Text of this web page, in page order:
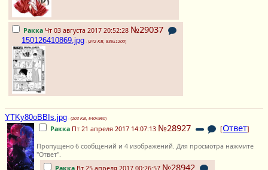
Ракка Чт 03 августа 2017 20:52:28 №29037
150126410869.jpg - (242 KB, 836x1200)
YTKy80oBBIs.jpg - (103 KB, 540x960)
РаккаПт 21 апреля 2017 14:07:13 №28927 [Ответ]
Пропущено 6 сообщений и 4 изображений. Для просмотра нажмите
"Ответ".
РаккаВт 25 апреля 2017 00:26:57 №28942